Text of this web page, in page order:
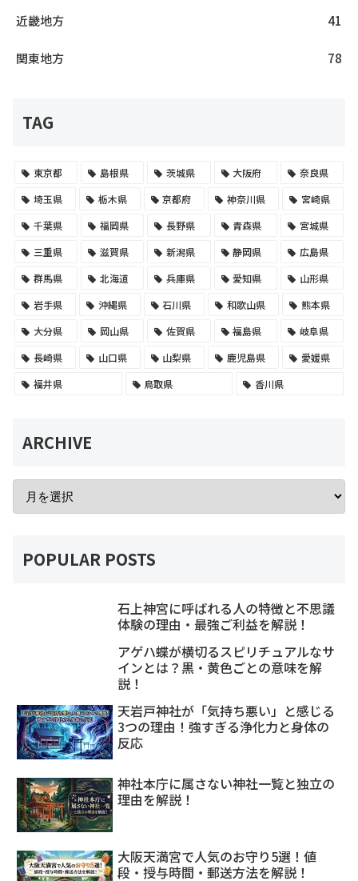
近畿地方 41
関東地方 78
TAG
東京都 島根県 茨城県 大阪府
奈良県
埼玉県
栃木県 京都府 神奈川県
宮崎県
千葉県
福岡県 長野県 青森県
宮城県
三重県
滋賀県 新潟県 静岡県
広島県
群馬県
北海道 兵庫県 愛知県
山形県
岩手県
沖縄県 石川県 和歌山県
熊本県
大分県
岡山県 佐賀県 福島県
岐阜県
長崎県
山口県 山梨県 鹿児島県
愛媛県
福井県
鳥取県 香川県
ARCHIVE
POPULAR POSTS
石上神宮に呼ばれる人の特徴と不思議
体験の理由・最強ご利益を解説！
アゲハ蝶が横切るスピリチュアルなサ
インとは？黒・黄色ごとの意味を解
説！
天岩戸神社が「気持ち悪い」と感じる
3つの理由！強すぎる浄化力と身体の
反応
神社本庁に属さない神社一覧と独立の
理由を解説！
大阪天満宮で人気のお守り5選！値
段・授与時間・郵送方法を解説！